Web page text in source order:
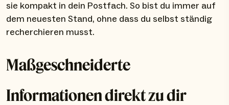
sie kompakt in dein Postfach. So bist du immer auf
dem neuesten Stand, ohne dass du selbst ständig
recherchieren musst.
Maßgeschneiderte
Informationen direkt zu dir